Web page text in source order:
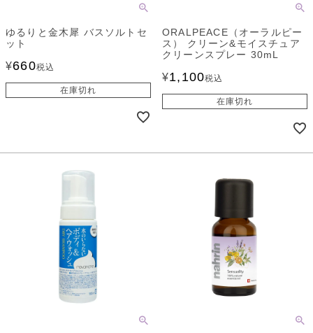
ゆるりと金木犀 バスソルトセ
ット
¥660税込
在庫切れ
ORALPEACE（オーラルピー
ス） クリーン&モイスチュア
クリーンスプレー 30mL
¥1,100税込
在庫切れ